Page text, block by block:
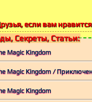
если вам
Секреты, Статьи:
Magic Kingdom
Magic Kingdom /
Magic Kingdom